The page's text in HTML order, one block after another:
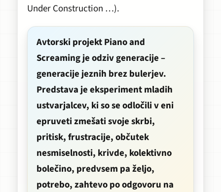
Under Construction …).
Avtorski projektPiano and
Screamingje odziv generacije –
generacije jeznih brez bulerjev.
Predstava je eksperiment mladih
ustvarjalcev, ki so se odločili v eni
epruveti zmešati svoje skrbi,
pritisk, frustracije, občutek
nesmiselnosti, krivde, kolektivno
bolečino, predvsem pa željo,
potrebo, zahtevo po odgovoru na